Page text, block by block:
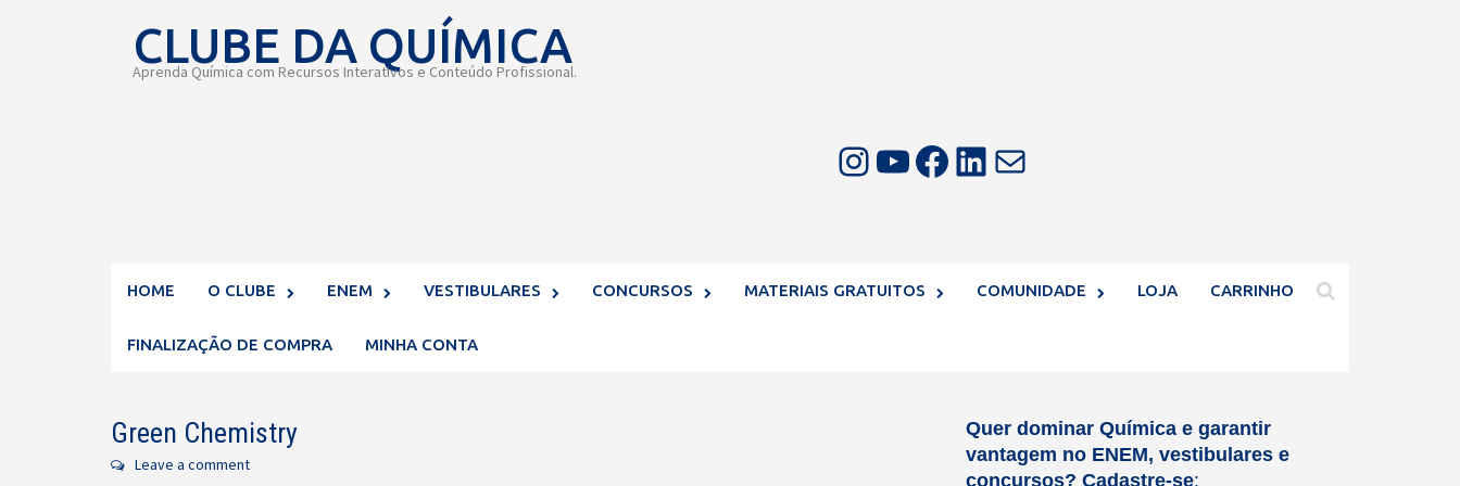
contentCLUBE DA QUÍMICA
Aprenda Química com Recursos Interativos e Conteúdo Profissional.
Instagram Youtube Facebook LinkedIn E-mail
HOME O CLUBE ENEM VESTIBULARES CONCURSOS MATERIAIS GRATUITOS COMUNIDADE LOJA CARRINHO
FINALIZAÇÃO DE COMPRA MINHA CONTA
Green Chemistry
Leave a comment
Quer dominar Química e garantir
vantagem no ENEM, vestibulares e
concursos? Cadastre-se: